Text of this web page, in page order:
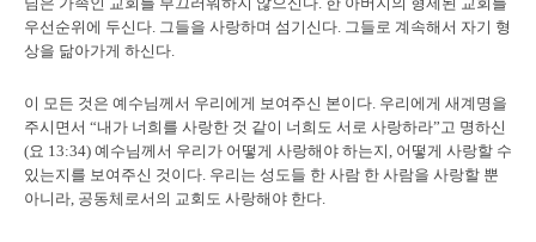
님은 가족인 교회를 부끄러워하지 않으신다. 한 아버지의 형제된 교회를
우선순위에 두신다. 그들을 사랑하며 섬기신다. 그들로 계속해서 자기 형
상을 닮아가게 하신다.
이 모든 것은 예수님께서 우리에게 보여주신 본이다. 우리에게 새계명을
주시면서 “내가 너희를 사랑한 것 같이 너희도 서로 사랑하라”고 명하신
(요 13:34) 예수님께서 우리가 어떻게 사랑해야 하는지, 어떻게 사랑할 수
있는지를 보여주신 것이다. 우리는 성도들 한 사람 한 사람을 사랑할 뿐
아니라, 공동체로서의 교회도 사랑해야 한다.